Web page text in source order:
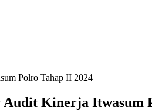
Polro Tahap II 2024
Kinerja Itwasum